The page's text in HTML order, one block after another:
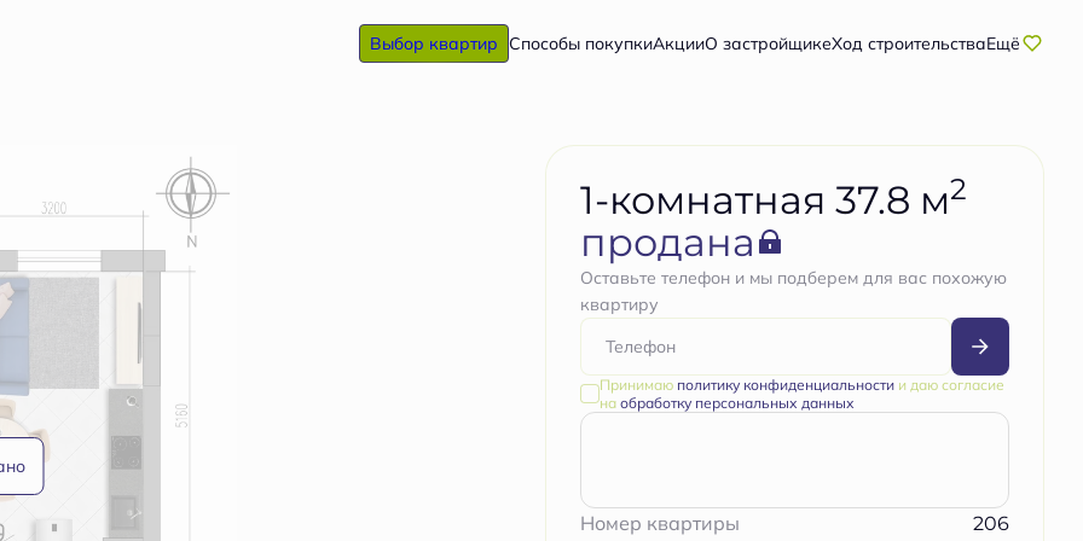
Выбор квартир Способы покупкиАкцииО застройщикеХод строительстваЕщё
1-комнатная 37.8 м2
продана
Оставьте телефон и мы подберем для вас похожую
квартиру
Принимаю политику конфиденциальностии даю согласие
на обработку персональных данных
Номер квартиры 206